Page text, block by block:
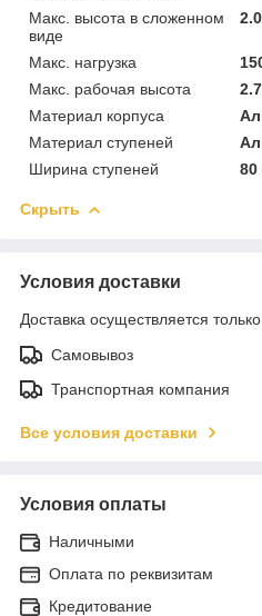
Макс. высота в сложенном
виде
Макс. нагрузка
Макс. рабочая высота
Материал корпуса
Материал ступеней
Ширина ступеней
Скрыть
Условия доставки
Доставка осуществляется
Самовывоз
Транспортная компания
Все условия доставки
Условия оплаты
Наличными
Оплата по реквизитам
Кредитование